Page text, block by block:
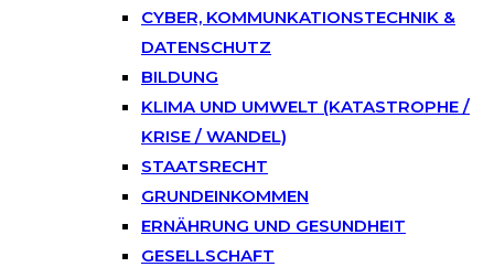
CYBER, KOMMUNKATIONSTECHNIK &
DATENSCHUTZ
BILDUNG
KLIMA UND UMWELT (KATASTROPHE /
KRISE / WANDEL)
STAATSRECHT
GRUNDEINKOMMEN
ERNÄHRUNG UND GESUNDHEIT
GESELLSCHAFT